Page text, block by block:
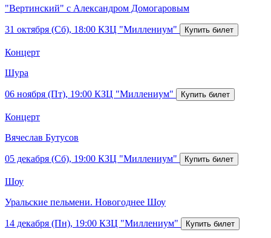
"Вертинский" с Александром Домогаровым
31 октября (Сб), 18:00 КЗЦ "Миллениум"
Концерт
Шура
06 ноября (Пт), 19:00 КЗЦ "Миллениум"
Концерт
Вячеслав Бутусов
05 декабря (Сб), 19:00 КЗЦ "Миллениум"
Шоу
Уральские пельмени. Новогоднее Шоу
14 декабря (Пн), 19:00 КЗЦ "Миллениум"